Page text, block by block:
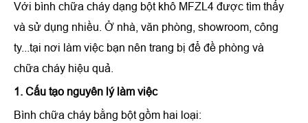
Với bình chữa cháy dạng bột khô MFZL4 được tìm thấy
và sử dụng nhiều. Ở nhà, văn phòng, showroom, công
ty...tại nơi làm việc bạn nên trang bị để đề phòng và
chữa cháy hiệu quả.
1. Cấu tạo nguyên lý làm việc
Bình chữa cháy bằng bột gồm hai loại: